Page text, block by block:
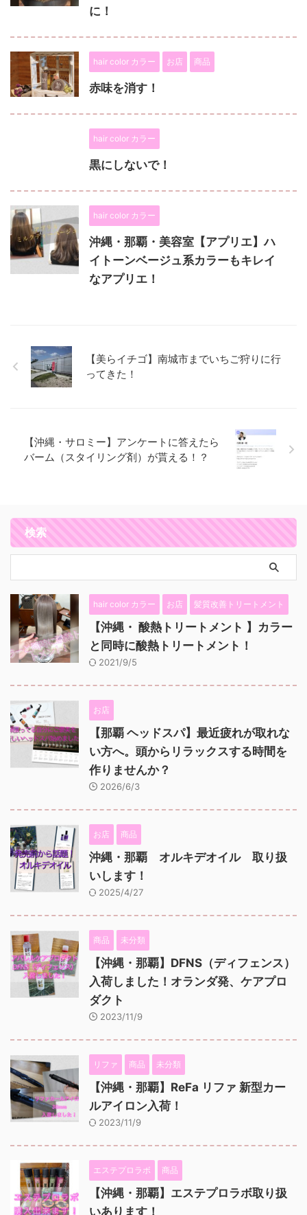
に！
hair color カラー お店 商品
赤味を消す！
hair color カラー
黒にしないで！
hair color カラー
沖縄・那覇・美容室【アプリエ】ハ
イトーンベージュ系カラーもキレイ
なアプリエ！
【美らイチゴ】南城市までいちご狩りに行
ってきた！
【沖縄・サロミー】アンケートに答えたら
バーム（スタイリング剤）が貰える！？
検索
hair color カラー お店 髪質改善トリートメント
【沖縄・ 酸熱トリートメント 】カラー
と同時に酸熱トリートメント！
2021/9/5
お店
【那覇 ヘッドスパ】最近疲れが取れな
い方へ。頭からリラックスする時間を
作りませんか？
2026/6/3
お店 商品
沖縄・那覇 オルキデオイル 取り扱
いします！
2025/4/27
商品 未分類
【沖縄・那覇】DFNS（ディフェンス）
入荷しました！オランダ発、ケアプロ
ダクト
2023/11/9
リファ 商品 未分類
【沖縄・那覇】ReFa リファ 新型カー
ルアイロン入荷！
2023/11/9
エステプロラボ 商品
【沖縄・那覇】エステプロラボ取り扱
いあります！